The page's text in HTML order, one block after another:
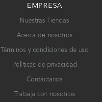
EMPRESA
Nuestras Tiendas
Acerca de nosotros
Términos y condiciones de uso
Políticas de privacidad
Contáctanos
Trabaja con nosotros